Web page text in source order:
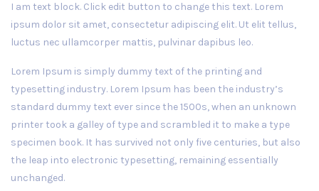
I am text block. Click edit button to change this text. Lorem
ipsum dolor sit amet, consectetur adipiscing elit. Ut elit tellus,
luctus nec ullamcorper mattis, pulvinar dapibus leo.
Lorem Ipsum is simply dummy text of the printing and
typesetting industry. Lorem Ipsum has been the industry’s
standard dummy text ever since the 1500s, when an unknown
printer took a galley of type and scrambled it to make a type
specimen book. It has survived not only five centuries, but also
the leap into electronic typesetting, remaining essentially
unchanged.